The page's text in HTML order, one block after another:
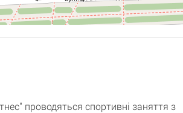
проводяться спортивні заняття з